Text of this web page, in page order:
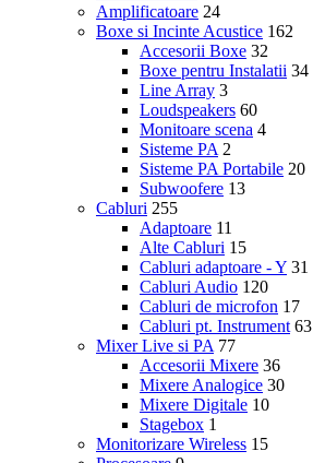
Amplificatoare 24
Boxe si Incinte Acustice 162
Accesorii Boxe 32
Boxe pentru Instalatii 34
Line Array 3
Loudspeakers 60
Monitoare scena 4
Sisteme PA 2
Sisteme PA Portabile 20
Subwoofere 13
Cabluri 255
Adaptoare 11
Alte Cabluri 15
Cabluri adaptoare - Y 31
Cabluri Audio 120
Cabluri de microfon 17
Cabluri pt. Instrument 63
Mixer Live si PA 77
Accesorii Mixere 36
Mixere Analogice 30
Mixere Digitale 10
Stagebox 1
Monitorizare Wireless 15